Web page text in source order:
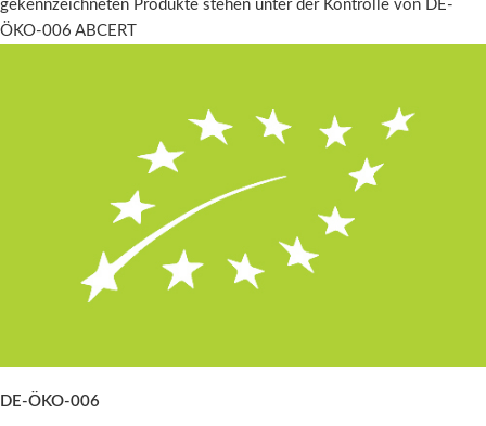
gekennzeichneten Produkte stehen unter der Kontrolle von DE-
ÖKO-006 ABCERT
DE-ÖKO-006